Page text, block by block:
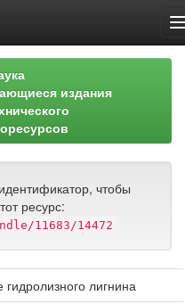
издания
чтобы
ресурс:
11683/14472
лигнина